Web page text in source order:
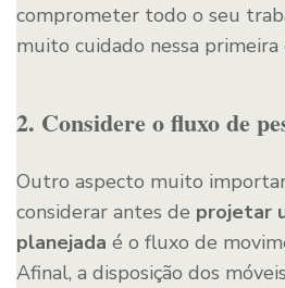
comprometer todo o seu
muito cuidado nessa primeira
2. Considere o fluxo de
Outro aspecto muito
considerar antes de projetar
planejada é o fluxo de
Afinal, a disposição dos